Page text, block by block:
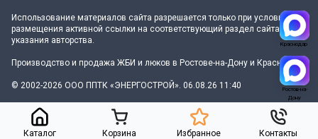
Функциональное назначение плит перекрытия лотков
заключается в надежном закрытии верхней части
колодцев, обеспечивая защиту от попадания мусора,
осадков и предотвращая доступ посторонних лиц. Они
служат основанием для установки горловин, которые
КС) или других подходящих материалов. Важно
подчеркнуть, что плиты должны обладать
Использование материалов сайта разрешается только при условии
размещения активной ссылки на соответствующий раздел сайта и
указания авторства.
Производство и продажа ЖБИ и люков в Ростове-на-Дону и Краснодаре
© 2002-2026 ООО ППТК «ЭНЕРГОСТРОЙ». 06.08.26 11:40
Каталог Корзина Избранное Контакты
Краснодар
Ростов-на-
Дону